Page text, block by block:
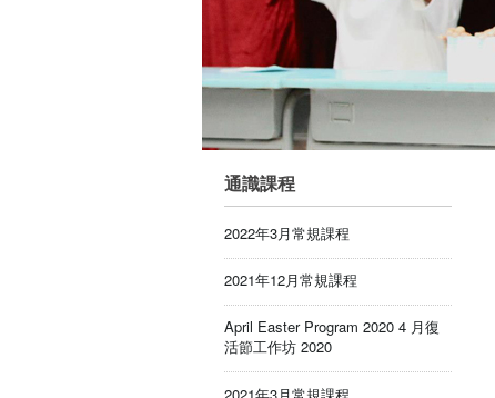
通識課程
2022年3月常規課程
2021年12月常規課程
April Easter Program 2020 4 月復
活節工作坊 2020